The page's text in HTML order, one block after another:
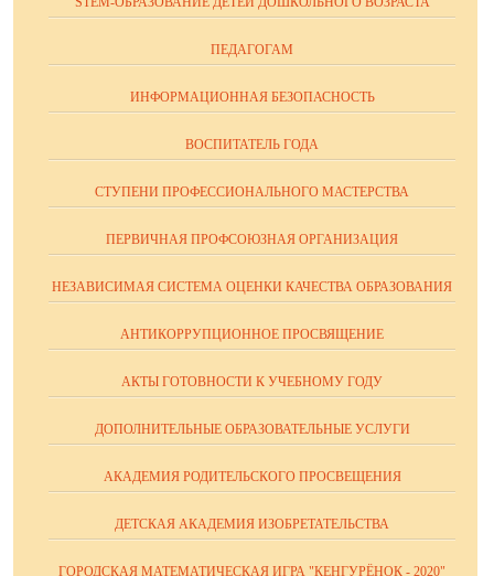
ПЕДАГОГАМ
ИНФОРМАЦИОННАЯ БЕЗОПАСНОСТЬ
ВОСПИТАТЕЛЬ ГОДА
СТУПЕНИ ПРОФЕССИОНАЛЬНОГО МАСТЕРСТВА
ПЕРВИЧНАЯ ПРОФСОЮЗНАЯ ОРГАНИЗАЦИЯ
НЕЗАВИСИМАЯ СИСТЕМА ОЦЕНКИ КАЧЕСТВА ОБРАЗОВАНИЯ
АНТИКОРРУПЦИОННОЕ ПРОСВЯЩЕНИЕ
АКТЫ ГОТОВНОСТИ К УЧЕБНОМУ ГОДУ
ДОПОЛНИТЕЛЬНЫЕ ОБРАЗОВАТЕЛЬНЫЕ УСЛУГИ
АКАДЕМИЯ РОДИТЕЛЬСКОГО ПРОСВЕЩЕНИЯ
ДЕТСКАЯ АКАДЕМИЯ ИЗОБРЕТАТЕЛЬСТВА
ГОРОДСКАЯ МАТЕМАТИЧЕСКАЯ ИГРА "КЕНГУРЁНОК - 2020"